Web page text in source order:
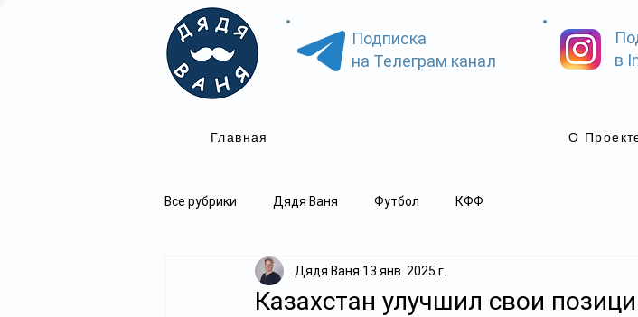
Подписка
на Телеграм канал
Главная
в
О
Все рубрики Дядя Ваня Футбол КФФ
Казахстан улучшил свои
Дядя Ваня 13 янв. 2025 г.